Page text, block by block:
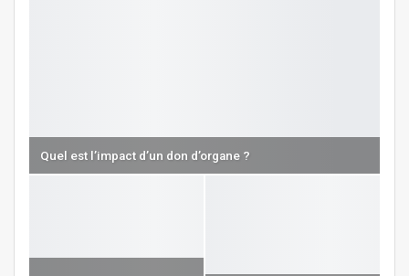
Quel est l’impact d’un don d’organe ?